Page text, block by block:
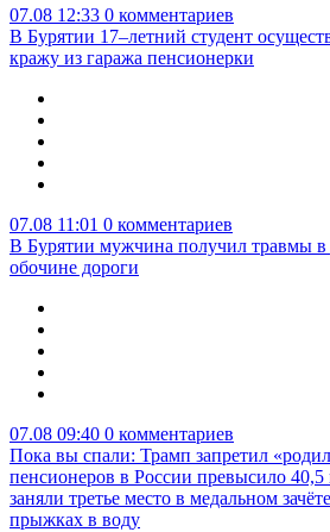
07.08 12:33 0 комментариев
В Бурятии 17–летний студент
кражу из гаража пенсионерки
07.08 11:01 0 комментариев
В Бурятии мужчина получил травмы
обочине дороги
07.08 09:40 0 комментариев
Пока вы спали: Трамп запретил
пенсионеров в России превысило
заняли третье место в медальном
прыжках в воду